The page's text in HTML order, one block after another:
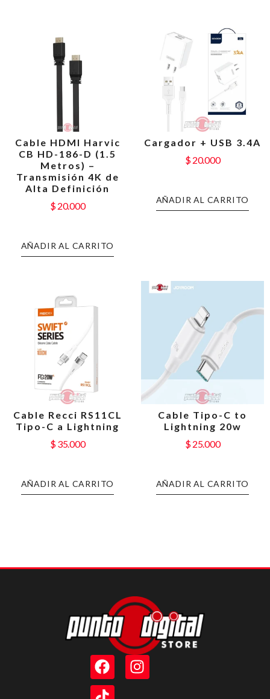
Cable HDMI Harvic
CB HD-186-D (1.5
Metros) –
Transmisión 4K de
Alta Definición
$20.000
AÑADIR AL CARRITO
Cargador + USB 3.4A
$20.000
AÑADIR AL CARRITO
Cable Recci RS11CL
Tipo-C a Lightning
$35.000
AÑADIR AL CARRITO
Cable Tipo-C to
Lightning 20w
$25.000
AÑADIR AL CARRITO